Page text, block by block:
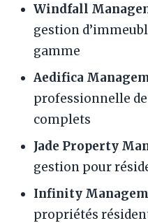
Windfall
gestion
gamme
Aedifica
professionnelle
complets
Jade Property
gestion pour
Infinity
propriétés